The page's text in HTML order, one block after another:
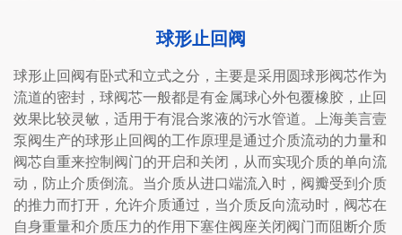
球形止回阀
球形止回阀有卧式和立式之分，主要是采用圆球形阀芯作为
流道的密封，球阀芯一般都是有金属球心外包覆橡胶，止回
效果比较灵敏，适用于有混合浆液的污水管道。上海美言壹
泵阀生产的球形止回阀的工作原理是通过介质流动的力量和
阀芯自重来控制阀门的开启和关闭，从而实现介质的单向流
动，防止介质倒流。当介质从进口端流入时，阀瓣受到介质
的推力而打开，允许介质通过，当介质反向流动时，阀芯在
自身重量和介质压力的作用下塞住阀座关闭阀门而阻断介质